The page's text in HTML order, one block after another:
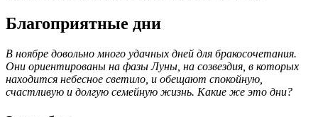
Благоприятные дни
В ноябре довольно много удачных дней для бракосочетания.
Они ориентированы на фазы Луны, на созвездия, в которых
находится небесное светило, и обещают спокойную,
счастливую и долгую семейную жизнь. Какие же это дни?